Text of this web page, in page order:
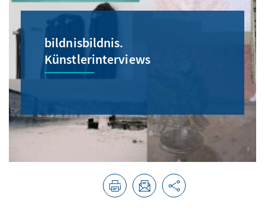
bildnisbildnis.
Künstlerinterviews